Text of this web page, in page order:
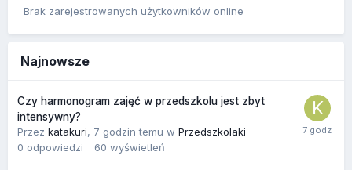
Brak zarejestrowanych użytkowników online
Najnowsze
Czy harmonogram zajęć w przedszkolu jest zbyt
intensywny?
Przez katakuri, 7 godzin temu w Przedszkolaki
0 odpowiedzi 60 wyświetleń